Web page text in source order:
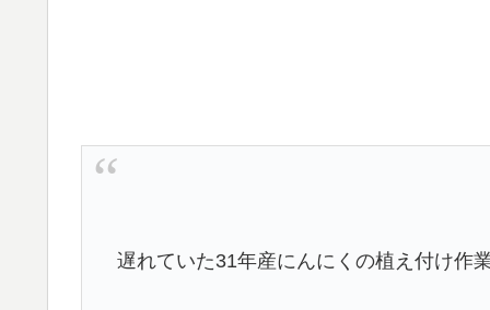
遅れていた31年産にんにくの植え付け作